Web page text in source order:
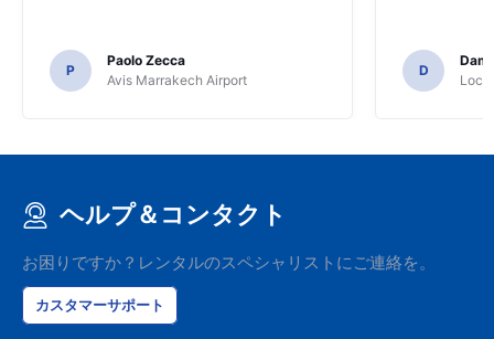
P
Paolo Zecca
Avis Marrakech Airport
D
ヘルプ＆コンタクト
お困りですか？レンタルのスペシャリストにご連絡を。
カスタマーサポート